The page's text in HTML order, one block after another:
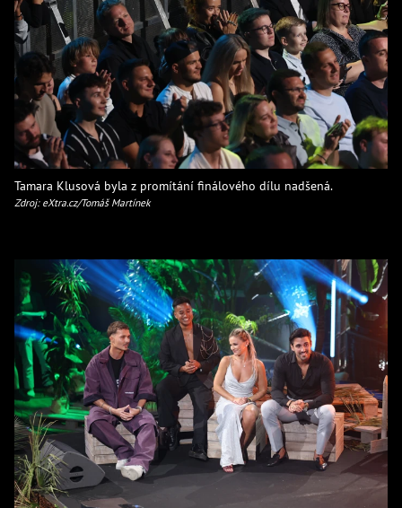
Tamara Klusová byla z promítání finálového dílu nadšená.
Zdroj: eXtra.cz/Tomáš Martínek